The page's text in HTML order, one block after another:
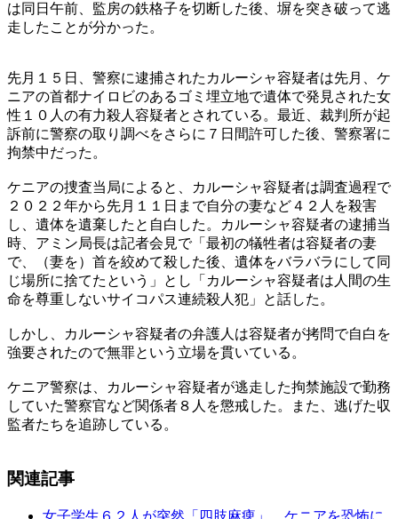
は同日午前、監房の鉄格子を切断した後、塀を突き破って逃
走したことが分かった。
先月１５日、警察に逮捕されたカルーシャ容疑者は先月、ケ
ニアの首都ナイロビのあるゴミ埋立地で遺体で発見された女
性１０人の有力殺人容疑者とされている。最近、裁判所が起
訴前に警察の取り調べをさらに７日間許可した後、警察署に
拘禁中だった。
ケニアの捜査当局によると、カルーシャ容疑者は調査過程で
２０２２年から先月１１日まで自分の妻など４２人を殺害
し、遺体を遺棄したと自白した。カルーシャ容疑者の逮捕当
時、アミン局長は記者会見で「最初の犠牲者は容疑者の妻
で、（妻を）首を絞めて殺した後、遺体をバラバラにして同
じ場所に捨てたという」とし「カルーシャ容疑者は人間の生
命を尊重しないサイコパス連続殺人犯」と話した。
しかし、カルーシャ容疑者の弁護人は容疑者が拷問で自白を
強要されたので無罪という立場を貫いている。
ケニア警察は、カルーシャ容疑者が逃走した拘禁施設で勤務
していた警察官など関係者８人を懲戒した。また、逃げた収
監者たちを追跡している。
関連記事
女子学生６２人が突然「四肢麻痺」…ケニアを恐怖に